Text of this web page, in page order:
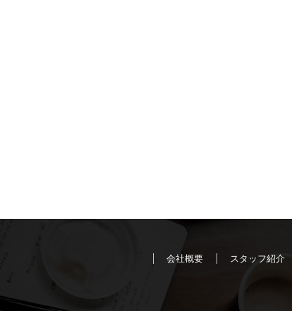
会社概要 スタッフ紹介